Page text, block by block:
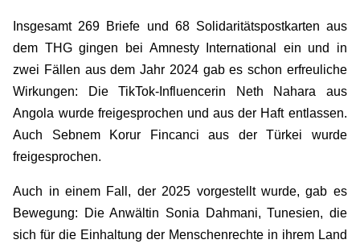
Insgesamt 269 Briefe und 68 Solidaritätspostkarten aus
dem THG gingen bei Amnesty International ein und in
zwei Fällen aus dem Jahr 2024 gab es schon erfreuliche
Wirkungen: Die TikTok-Influencerin Neth Nahara aus
Angola wurde freigesprochen und aus der Haft entlassen.
Auch Sebnem Korur Fincanci aus der Türkei wurde
freigesprochen.
Auch in einem Fall, der 2025 vorgestellt wurde, gab es
Bewegung: Die Anwältin Sonia Dahmani, Tunesien, die
sich für die Einhaltung der Menschenrechte in ihrem Land